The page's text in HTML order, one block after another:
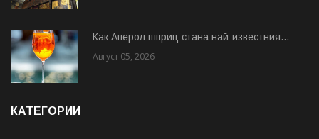
Как Аперол шприц стана най-известния...
Август 05, 2026
КАТЕГОРИИ